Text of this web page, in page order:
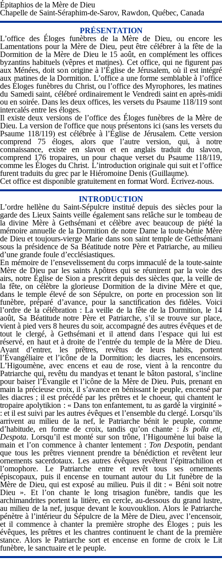
Épitaphios de la Mère de Dieu
Chapelle de Saint-Séraphim-de-Sarov, Rawdon, Québec, Canada
PRÉSENTATION
L’office des Éloges funèbres de la Mère de Dieu, ou encore les
Lamentations pour la Mère de Dieu, peut être célébrer à la fête de la
Dormition de la Mère de Dieu le 15 août, en complément les offices
byzantins habituels (vêpres et matines). Cet office, qui ne figurent pas
aux Ménées, doit son origine à l’Église de Jérusalem, où il est intégré
aux matines de la Dormition. L’office a une forme semblable à l’office
des Éloges funèbres du Christ, ou l’office des Myrophores, les matines
du Samedi saint, célébré ordinairementle Vendredi saint en après-midi
ou en soirée. Dans les deux offices, les versets du Psaume 118/119 sont
intercalés entre les éloges.
Il existe deux versions de l’office des Éloges funèbres de la Mère de
Dieu. La version del'office que nous présentons ici (sans les versets du
Psaume 118/119)est célébrée à l’Église de Jérusalem. Cette version
comprend 75 éloges, alors que l’autre version, qui, à notre
connaissance, existe en slavon et en anglais traduit du slavon,
comprend 176 tropaires, un pour chaque verset du Psaume 118/119,
comme les Éloges du Christ. L’introduction originale qui suit et l’office
furent traduits du grec par le Hiéromoine Denis (Guillaume).
Cet office est disponible gratuitement en format Word. Écrivez-nous.
INTRODUCTION
L’ordre hellène du Saint-Sépulcre institué depuis des siècles pour la
garde des Lieux Saints veille également sans relâche sur le tombeau de
la divine Mère à Gethsémani et célèbre avec beaucoup de piété la
mémoire annuelle de la Dormition de notre Dame la toute-bénie Mère
de Dieu et toujours-vierge Marie dans son saint temple de Gethsémani
sous la présidence de Sa Béatitude notre Père et Patriarche, au milieu
d’une grande foule d’ecclésiastiques.
En mémoire de l’ensevelissement du corps immaculé de la toute-sainte
Mère de Dieu par les saints Apôtres qui se réunirent par la voie des
airs, notre Église de Sion a prescrit depuis des siècles que, la veille de
la fête, on célèbre la glorieuse Dormition de la divine Mère et que,
dans le temple élevé de son Sépulcre, on porte en procession son lit
funèbre, préparé d’avance, pour la sanctification des fidèles. Voici
l’ordre de la célébration : La veille de la fête de la Dormition, le 14
août, Sa Béatitude notre Père et Patriarche, s’il se trouve sur place,
vient à pied vers 8 heures du soir, accompagné des autres évêques et de
tout le clergé, à Gethsémani et il attend dans l’espace qui lui est
réservé, en haut et à droite de l’entrée du temple de la Mère de Dieu.
Avant d’entrer, les prêtres, revêtus de leurs habits, portent
l’Évangéliaire et l’icône de la Dormition; les diacres, les encensoirs.
L’Higoumène, avec encens et eau de rose, vient à la rencontre du
Patriarche qui, revêtu du mandyas et tenant le bâton pastoral, s’incline
pour baiser l’Évangile et l’icône de la Mère de Dieu. Puis, prenant en
main la précieuse croix, il s’avance en bénissant le peuple, encensé par
les diacres ; il est précédé par les prêtres et le choeur, qui chantent le
tropaire apolytikion : « Dans ton enfantement, tu as gardé la virginité »
: et il est suivi par les autres évêques et l’ensemble du clergé. Lorsqu’ils
arrivent au milieu de la nef, le Patriarche bénit le peuple, comme
d’habitude, en forme de croix, tandis qu’on chante : Is polla eti,
Despota. Lorsqu’il est monté sur son trône, l’Higoumène lui baise la
main et l’on commence à chanter lentement : Ton Despotin, pendant
que tous les prêtres viennent prendre ta bénédiction et revêtent leur
ornements sacerdotaux. Les autres évêques revêtent l’épitrachilion et
l’omophore. Le Patriarche entre et revêt tous ses ornements
épiscopaux, puis il encense en tournant autour du Lit funèbre de la
Mère de Dieu, qui est exposé au milieu.Puis il dit : « Béni soit notre
Dieu
». Et l’on chante le long trisagion funèbre, tandis que les
archimandrites portent la litière, en cercle, au-dessous du grand lustre,
au milieu de la nef, jusque devant le kouvouklion. Alors le Patriarche
pénètre à l’intérieur du Sépulcre de la Mère de Dieu, avec l’encensoir,
et il commence à chanter la première strophe des Éloges ; puis les
évêques, les prêtres et les chantres continuent le chant de la première
stance. Alors le Patriarche sort et encense en forme de croix le Lit
funèbre, le sanctuaire et le peuple.